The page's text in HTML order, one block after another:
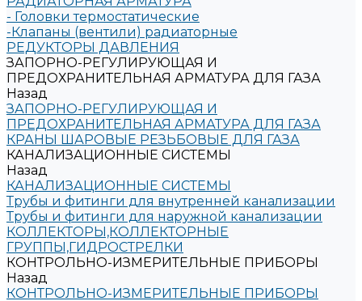
- Головки термостатические
-Клапаны (вентили) радиаторные
РЕДУКТОРЫ ДАВЛЕНИЯ
ЗАПОРНО-РЕГУЛИРУЮЩАЯ И
ПРЕДОХРАНИТЕЛЬНАЯ АРМАТУРА ДЛЯ ГАЗА
Назад
ЗАПОРНО-РЕГУЛИРУЮЩАЯ И
ПРЕДОХРАНИТЕЛЬНАЯ АРМАТУРА ДЛЯ ГАЗА
КРАНЫ ШАРОВЫЕ РЕЗЬБОВЫЕ ДЛЯ ГАЗА
КАНАЛИЗАЦИОННЫЕ СИСТЕМЫ
Назад
КАНАЛИЗАЦИОННЫЕ СИСТЕМЫ
Трубы и фитинги для внутренней канализации
Трубы и фитинги для наружной канализации
КОЛЛЕКТОРЫ,КОЛЛЕКТОРНЫЕ
ГРУППЫ,ГИДРОСТРЕЛКИ
КОНТРОЛЬНО-ИЗМЕРИТЕЛЬНЫЕ ПРИБОРЫ
Назад
КОНТРОЛЬНО-ИЗМЕРИТЕЛЬНЫЕ ПРИБОРЫ